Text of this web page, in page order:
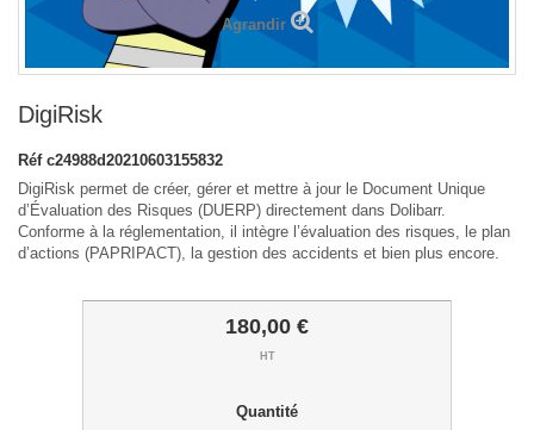
Agrandir
DigiRisk
Réf c24988d20210603155832
DigiRisk permet de créer, gérer et mettre à jour le Document Unique
d’Évaluation des Risques (DUERP) directement dans Dolibarr.
Conforme à la réglementation, il intègre l’évaluation des risques, le plan
d’actions (PAPRIPACT), la gestion des accidents et bien plus encore.
180,00 €
HT
Quantité